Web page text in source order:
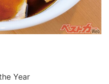
Year